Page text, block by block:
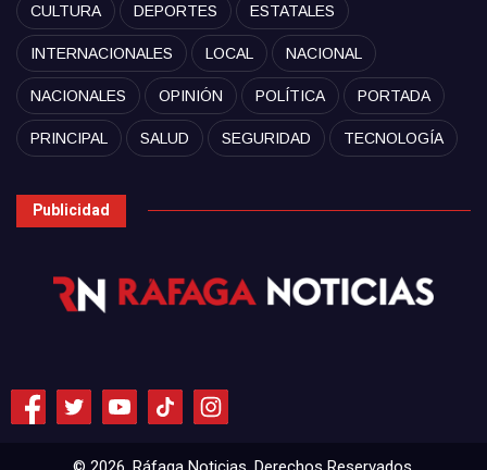
CULTURA DEPORTES ESTATALES
INTERNACIONALES LOCAL NACIONAL
NACIONALES OPINIÓN POLÍTICA PORTADA
PRINCIPAL SALUD SEGURIDAD TECNOLOGÍA
Publicidad